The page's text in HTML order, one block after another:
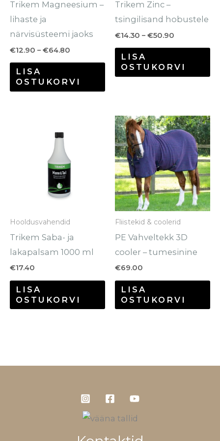
Trikem Magneesium –
lihaste ja
närvisüsteemi jaoks
€12.90 – €64.80
LISA
OSTUKORVI
tootelehel.
Trikem Zinc –
tsingilisand hobustele
€14.30 – €50.90
LISA
OSTUKORVI
Hooldusvahendid
Trikem Saba- ja
lakapalsam 1000 ml
€17.40
LISA
OSTUKORVI
Fliistekid & coolerid
PE Vahveltekk 3D
cooler – tumesinine
€69.00
LISA
OSTUKORVI